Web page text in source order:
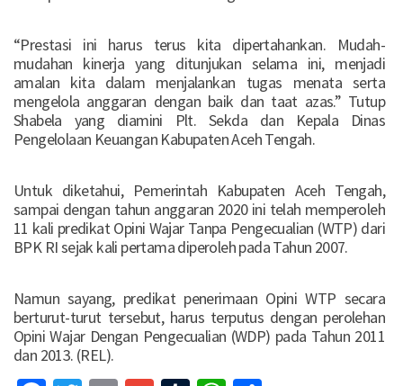
“Prestasi ini harus terus kita dipertahankan. Mudah-
mudahan kinerja yang ditunjukan selama ini, menjadi
amalan kita dalam menjalankan tugas menata serta
mengelola anggaran dengan baik dan taat azas.” Tutup
Shabela yang diamini Plt. Sekda dan Kepala Dinas
Pengelolaan Keuangan Kabupaten Aceh Tengah.
Untuk diketahui, Pemerintah Kabupaten Aceh Tengah,
sampai dengan tahun anggaran 2020 ini telah memperoleh
11 kali predikat Opini Wajar Tanpa Pengecualian (WTP) dari
BPK RI sejak kali pertama diperoleh pada Tahun 2007.
Namun sayang, predikat penerimaan Opini WTP secara
berturut-turut tersebut, harus terputus dengan perolehan
Opini Wajar Dengan Pengecualian (WDP) pada Tahun 2011
dan 2013. (REL).